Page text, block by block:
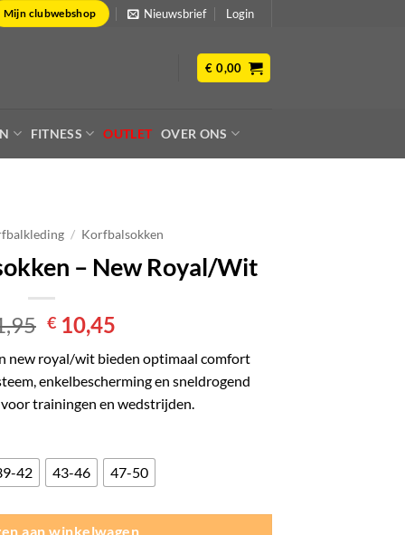
Mijn clubwebshop Nieuwsbrief Login
€ 0,00
FITNESS OUTLET OVER ONS
/ Korfbalsokken
– New Royal/Wit
Oorspronkelijke
prijs
was:
€ 11,95.
€ 10,45
is:
€ 10,45.
new royal/wit bieden optimaal comfort
enkelbescherming en sneldrogend
trainingen en wedstrijden.
42 43-46 47-50
aan winkelwagen